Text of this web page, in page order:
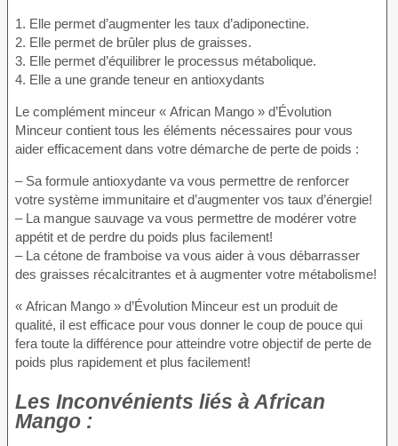
1. Elle permet d’augmenter les taux d’adiponectine.
2. Elle permet de brûler plus de graisses.
3. Elle permet d’équilibrer le processus métabolique.
4. Elle a une grande teneur en antioxydants
Le complément minceur « African Mango » d’Évolution
Minceur contient tous les éléments nécessaires pour vous
aider efficacement dans votre démarche de perte de poids :
– Sa formule antioxydante va vous permettre de renforcer
votre système immunitaire et d’augmenter vos taux d’énergie!
– La mangue sauvage va vous permettre de modérer votre
appétit et de perdre du poids plus facilement!
– La cétone de framboise va vous aider à vous débarrasser
des graisses récalcitrantes et à augmenter votre métabolisme!
« African Mango » d’Évolution Minceur est un produit de
qualité, il est efficace pour vous donner le coup de pouce qui
fera toute la différence pour atteindre votre objectif de perte de
poids plus rapidement et plus facilement!
Les Inconvénients liés à African
Mango :